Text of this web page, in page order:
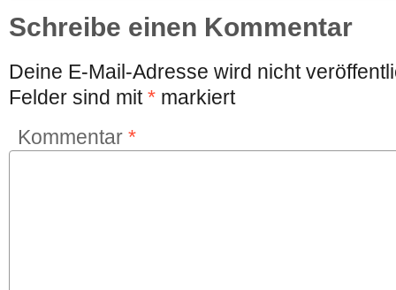
Schreibe einen Kommentar
Deine E-Mail-Adresse wird nicht
Felder sind mit* markiert
Kommentar *